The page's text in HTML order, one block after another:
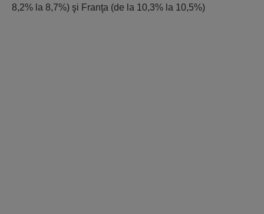
8,2% la 8,7%) şi Franţa (de la 10,3% la 10,5%)